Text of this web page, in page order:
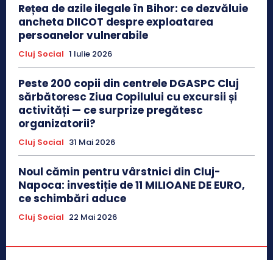
Rețea de azile ilegale în Bihor: ce dezvăluie
ancheta DIICOT despre exploatarea
persoanelor vulnerabile
Cluj Social 1 Iulie 2026
Peste 200 copii din centrele DGASPC Cluj
sărbătoresc Ziua Copilului cu excursii și
activități — ce surprize pregătesc
organizatorii?
Cluj Social 31 Mai 2026
Noul cămin pentru vârstnici din Cluj-
Napoca: investiție de 11 MILIOANE DE EURO,
ce schimbări aduce
Cluj Social 22 Mai 2026